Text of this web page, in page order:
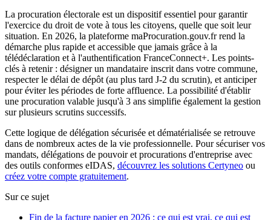
La procuration électorale est un dispositif essentiel pour garantir
l'exercice du droit de vote à tous les citoyens, quelle que soit leur
situation. En 2026, la plateforme maProcuration.gouv.fr rend la
démarche plus rapide et accessible que jamais grâce à la
télédéclaration et à l'authentification FranceConnect+. Les points-
clés à retenir : désigner un mandataire inscrit dans votre commune,
respecter le délai de dépôt (au plus tard J-2 du scrutin), et anticiper
pour éviter les périodes de forte affluence. La possibilité d'établir
une procuration valable jusqu'à 3 ans simplifie également la gestion
sur plusieurs scrutins successifs.
Cette logique de délégation sécurisée et dématérialisée se retrouve
dans de nombreux actes de la vie professionnelle. Pour sécuriser vos
mandats, délégations de pouvoir et procurations d'entreprise avec
des outils conformes eIDAS, découvrez les solutions Certyneo ou
créez votre compte gratuitement.
Sur ce sujet
Fin de la facture papier en 2026 : ce qui est vrai, ce qui est